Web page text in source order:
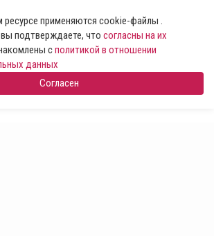
применяются cookie-файлы .
подтверждаете, что согласны на их
сполитикой в отношении
данных
Согласен